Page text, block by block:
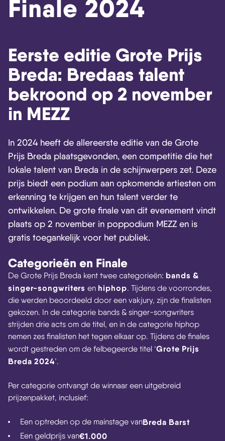
Finale 2024
Eerste editie Grote Prijs
Breda: Bredaas talent
bekroond op 2 november
in MEZZ
In 2024 heeft de allereerste editie van de Grote
Prijs Breda plaatsgevonden, een competitie die het
lokale talent van Breda in de schijnwerpers zet. Deze
prijs biedt een podium aan opkomende artiesten om
erkenning te krijgen en hun talent verder te
ontwikkelen. De grote finale van dit evenement vindt
plaats op 2 november in poppodium MEZZ en is
gratis toegankelijk voor het publiek.
Categorieën en Finale
De Grote Prijs Breda kent twee categorieën: bands &
singer-songwriters en hiphop. Tijdens de voorrondes,
die werden beoordeeld door een vakjury, zijn de finalisten
gekozen. In de categorie bands & singer-songwriters
strijden drie acts om de titel, en in de categorie hiphop
nemen zes finalisten het tegen elkaar op. Tijdens de finales
wordt gestreden om de felbegeerde titel ‘Grote Prijs
Breda 2024’.
Per categorie ontvangt de winnaar een uitgebreid
prijzenpakket, inclusief:
Een optreden op de mainstage vanBreda Barst
Een geldprijs van€1.000